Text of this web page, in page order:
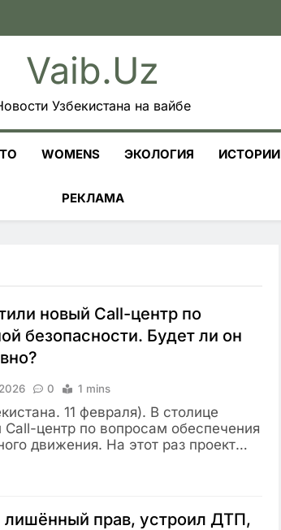
Vaib.uz
Узбекистана на вайбе
WOMENS ЭКОЛОГИЯ ИСТОРИИ
РЕКЛАМА
новый Call-центр по
безопасности. Будет ли он
0 1 mins
11 февраля). В столице
Call-центр по вопросам обеспечения
движения. На этот раз проект…
лишённый прав, устроил ДТП,